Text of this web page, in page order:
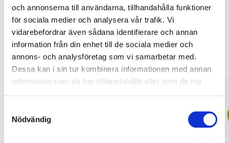
och annonserna till användarna, tillhandahålla funktioner
för sociala medier och analysera vår trafik. Vi
vidarebefordrar även sådana identifierare och annan
information från din enhet till de sociala medier och
annons- och analysföretag som vi samarbetar med.
Dessa kan i sin tur kombinera informationen med annan
information som du har tillhandahållit eller som de har
Nödvändig
Andra kunder köpte också